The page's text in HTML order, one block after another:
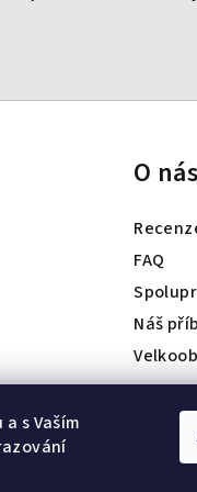
s Vaším
O nás
FAQ
Náš